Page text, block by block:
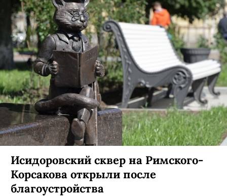
Исидоровский сквер на Римского-
Корсакова открыли после
благоустройства